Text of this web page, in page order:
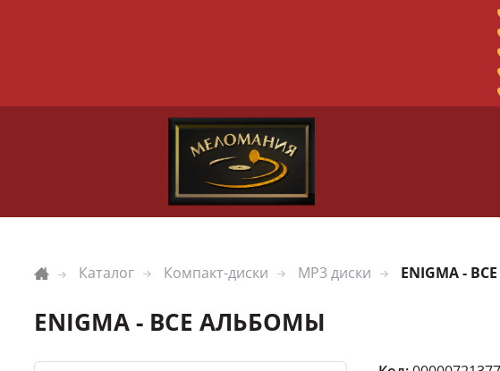
Каталог Компакт-диски MP3 диски ENIGMA -
ENIGMA - ВСЕ АЛЬБОМЫ